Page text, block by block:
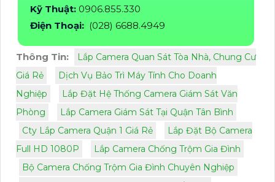
Kỹ Thuật: 0906.855.330
Điện Thoại: (028) 6688.4949
Thông Tin:
Lắp Camera Quan Sát Tòa Nhà, Chung Cư
Giá Rẻ
Dịch Vụ Bảo Trì Máy Tính Cho Doanh
Nghiệp
Lắp Đặt Hệ Thống Camera Giám Sát Văn
Phòng
Lắp Camera Giám Sát Tại Quận Tân Bình
Cty Lắp Camera Quận 1 Giá Rẻ
Lắp Đặt Bộ Camera
Full HD 1080P
Lắp Camera Chống Trộm Gia Đình
Bộ Camera Chống Trộm Gia Đình Chuyên Nghiệp